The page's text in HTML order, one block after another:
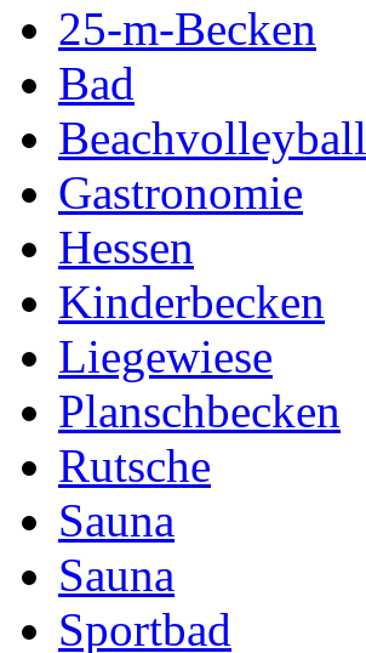
25-m-Becken
Bad
Beachvolleyball
Gastronomie
Hessen
Kinderbecken
Liegewiese
Planschbecken
Rutsche
Sauna
Sauna
Sportbad